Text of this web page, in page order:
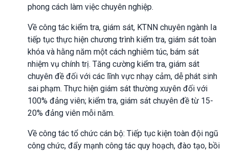
phong cách làm việc chuyên nghiệp.
Về công tác kiểm tra, giám sát, KTNN chuyên ngành Ia
tiếp tục thực hiện chương trình kiểm tra, giám sát toàn
khóa và hằng năm một cách nghiêm túc, bám sát
nhiệm vụ chính trị. Tăng cường kiểm tra, giám sát
chuyên đề đối với các lĩnh vực nhạy cảm, dễ phát sinh
sai phạm. Thực hiện giám sát thường xuyên đối với
100% đảng viên; kiểm tra, giám sát chuyên đề từ 15-
20% đảng viên mỗi năm.
Về công tác tổ chức cán bộ: Tiếp tục kiện toàn đội ngũ
công chức, đẩy mạnh công tác quy hoạch, đào tạo, bồi